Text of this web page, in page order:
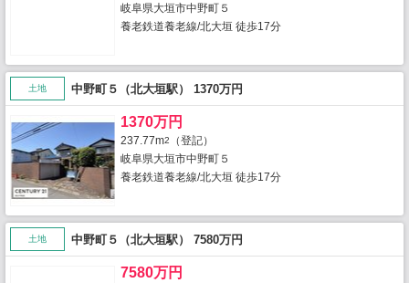
岐阜県大垣市中野町５
養老鉄道養老線/北大垣 徒歩17分
土地 中野町５（北大垣駅） 1370万円
1370万円
237.77m2
（登記）
岐阜県大垣市中野町５
養老鉄道養老線/北大垣 徒歩17分
土地 中野町５（北大垣駅） 7580万円
7580万円